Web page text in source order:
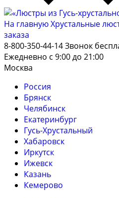
На главнуюХрустальные
заказа
8-800-350-44-14Звонок
Ежедневно с 9:00 до 21:00
Москва
Россия
Брянск
Челябинск
Екатеринбург
Гусь-Хрустальный
Хабаровск
Иркутск
Ижевск
Казань
Кемерово